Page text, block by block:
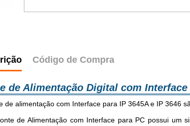
Código de Compra
de Alimentação Digital com Interface
de alimentação com Interface para IP 3645A e IP 3646
de Alimentação com Interface para PC possui um